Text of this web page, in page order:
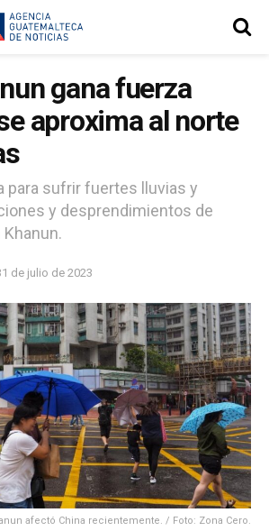
gana fuerza
aproxima al norte
para sufrir fuertes lluvias y
y desprendimientos de
de julio de 2023
afectó China recientemente. / Foto: Zona Cero.